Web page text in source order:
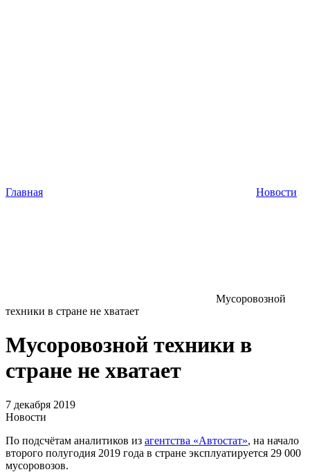
Главная Новости
Мусоровозной
техники в стране не хватает
Мусоровозной техники в
стране не хватает
7 декабря 2019
Новости
По подсчётам аналитиков из агентства «Автостат», на начало
второго полугодия 2019 года в стране эксплуатируется 29 000
мусоровозов.